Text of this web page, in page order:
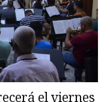
el viernes